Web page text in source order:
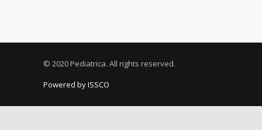
© 2020 Pediatrica. All rights reserved.
Powered by ISSCO